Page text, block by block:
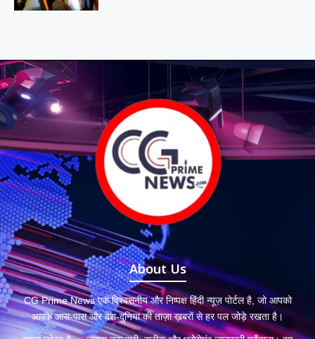
About Us
CG Prime News एक विश्वसनीय और निष्पक्ष हिंदी न्यूज़ पोर्टल है, जो आपको
आपके आस-पास और देश-दुनिया की ताज़ा ख़बरों से हर पल जोड़े रखता है।